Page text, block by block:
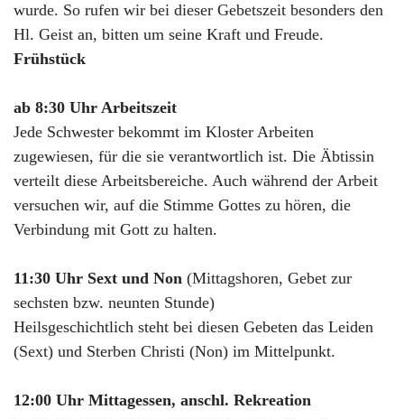
wurde. So rufen wir bei dieser Gebetszeit besonders den
Hl. Geist an, bitten um seine Kraft und Freude.
Frühstück
ab 8:30 Uhr Arbeitszeit
Jede Schwester bekommt im Kloster Arbeiten
zugewiesen, für die sie verantwortlich ist. Die Äbtissin
verteilt diese Arbeitsbereiche. Auch während der Arbeit
versuchen wir, auf die Stimme Gottes zu hören, die
Verbindung mit Gott zu halten.
11:30 Uhr Sext und Non (Mittagshoren, Gebet zur
sechsten bzw. neunten Stunde)
Heilsgeschichtlich steht bei diesen Gebeten das Leiden
(Sext) und Sterben Christi (Non) im Mittelpunkt.
12:00 Uhr Mittagessen, anschl. Rekreation